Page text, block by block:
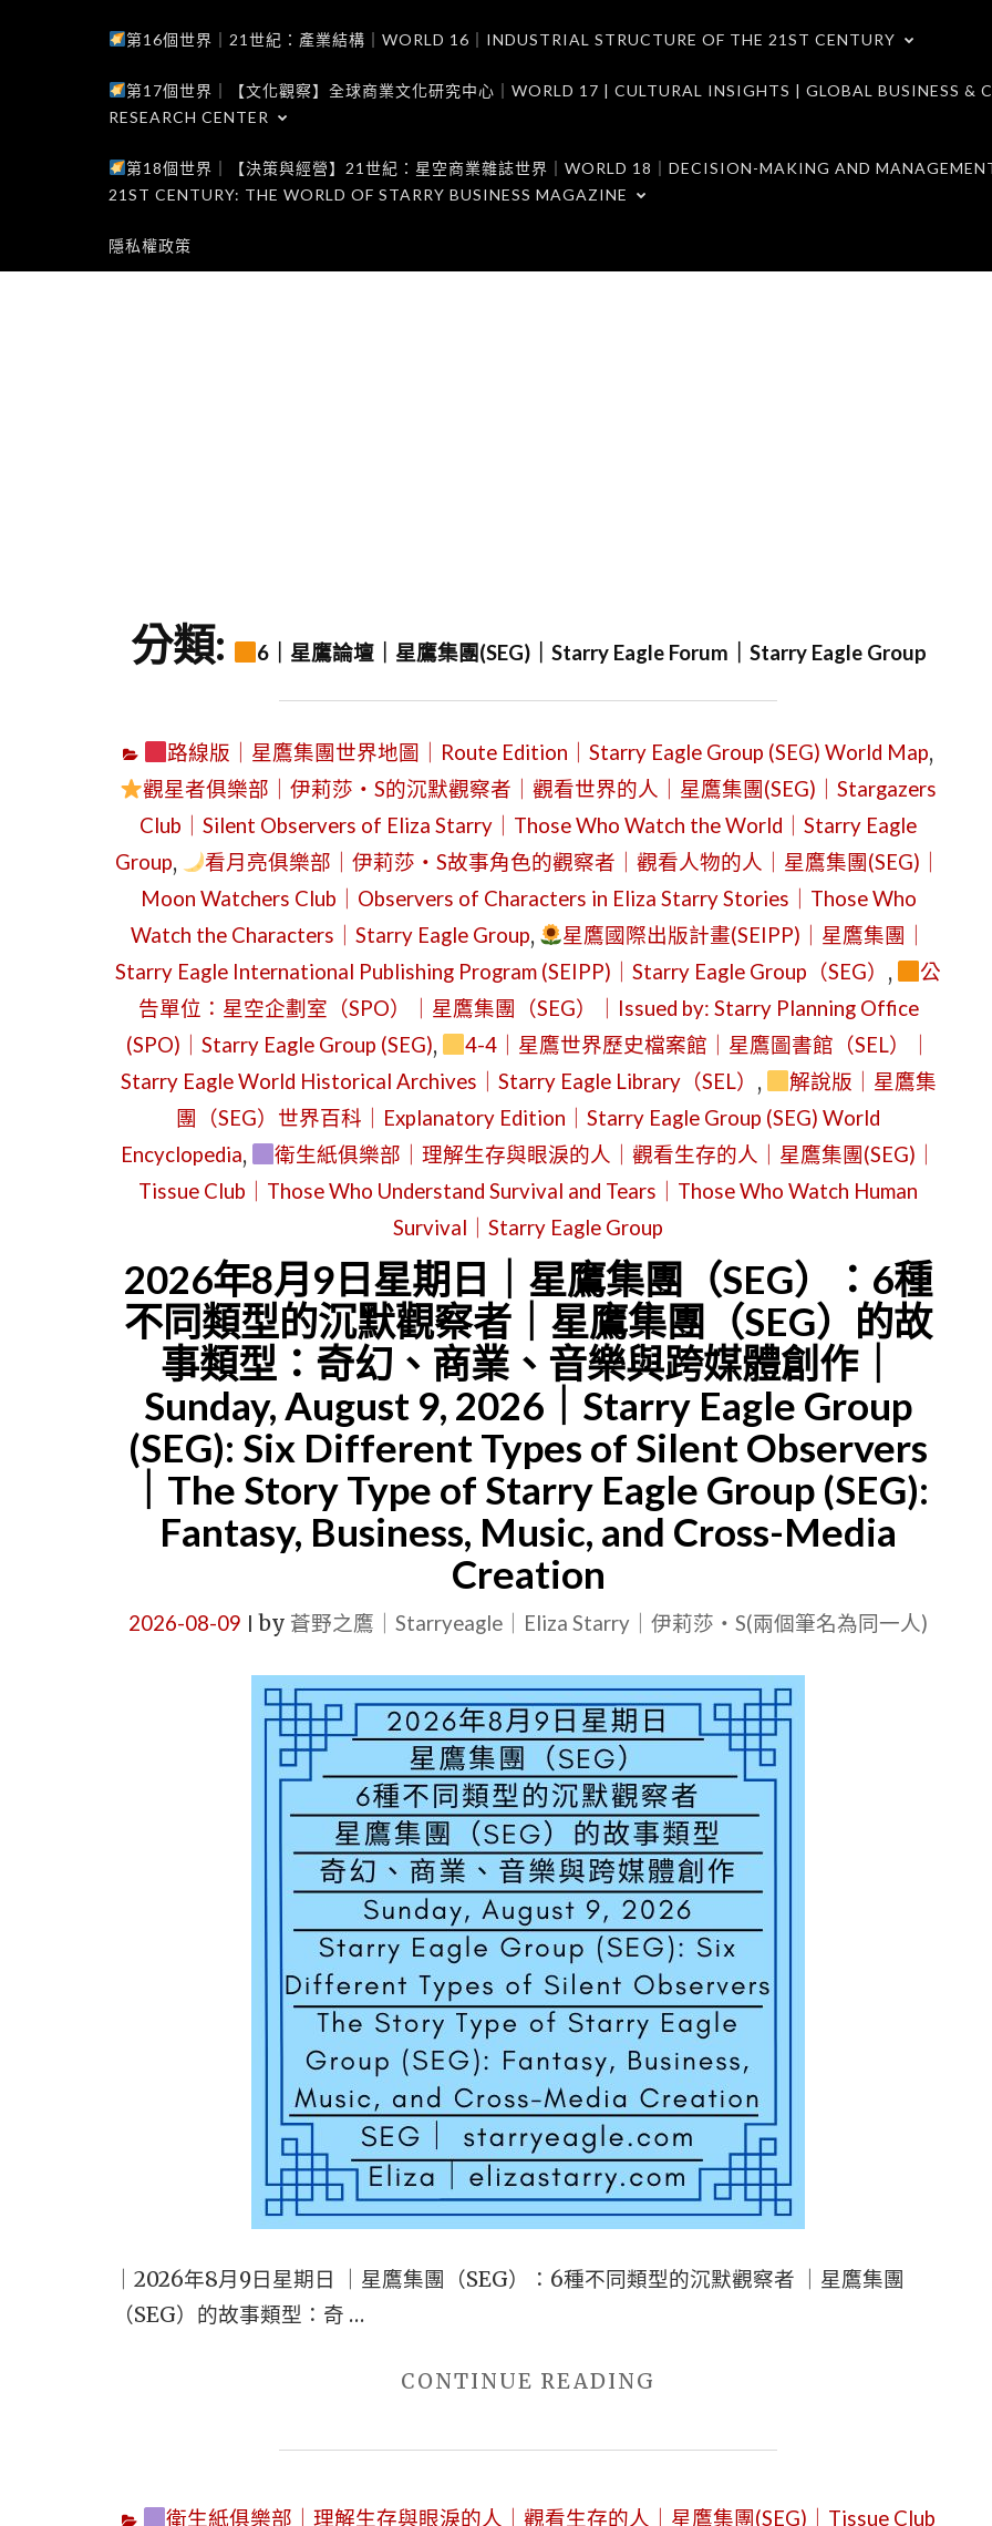
第16個世界｜21世紀：產業結構｜WORLD 16｜INDUSTRIAL STRUCTURE OF THE 21ST CENTURY
第17個世界｜【文化觀察】全球商業文化研究中心｜WORLD 17 | CULTURAL INSIGHTS | GLOBAL BUSINESS &
RESEARCH CENTER
第18個世界｜【決策與經營】21世紀：星空商業雜誌世界｜WORLD 18｜DECISION-MAKING AND
21ST CENTURY: THE WORLD OF STARRY BUSINESS MAGAZINE
隱私權政策
分類: 6｜星鷹論壇｜星鷹集團(SEG)｜Starry Eagle Forum｜Starry Eagle Group
路線版｜星鷹集團世界地圖｜Route Edition｜Starry Eagle Group (SEG) World Map,
觀星者俱樂部｜伊莉莎・S的沉默觀察者｜觀看世界的人｜星鷹集團(SEG)｜Stargazers
Club｜Silent Observers of Eliza Starry｜Those Who Watch the World｜Starry Eagle
Group,
看月亮俱樂部｜伊莉莎・S故事角色的觀察者｜觀看人物的人｜星鷹集團(SEG)｜
Moon Watchers Club｜Observers of Characters in Eliza Starry Stories｜Those Who
Watch the Characters｜Starry Eagle Group,
星鷹國際出版計畫(SEIPP)｜星鷹集團｜
Starry Eagle International Publishing Program (SEIPP)｜Starry Eagle Group（SEG） ,
公
告單位：星空企劃室（SPO）｜星鷹集團（SEG）｜Issued by: Starry Planning Office
(SPO)｜Starry Eagle Group (SEG),
4-4｜星鷹世界歷史檔案館｜星鷹圖書館（SEL）｜
Starry Eagle World Historical Archives｜Starry Eagle Library（SEL） ,
解說版｜星鷹集
團（SEG）世界百科｜Explanatory Edition｜Starry Eagle Group (SEG) World
Encyclopedia,
衛生紙俱樂部｜理解生存與眼淚的人｜觀看生存的人｜星鷹集團(SEG)｜
Tissue Club｜Those Who Understand Survival and Tears｜Those Who Watch Human
Survival｜Starry Eagle Group
2026年8月9日星期日｜星鷹集團（SEG）：6種
不同類型的沉默觀察者｜星鷹集團（SEG）的故
事類型：奇幻、商業、音樂與跨媒體創作｜
Sunday, August 9, 2026｜Starry Eagle Group
(SEG): Six Different Types of Silent Observers
｜The Story Type of Starry Eagle Group (SEG):
Fantasy, Business, Music, and Cross-Media
Creation
2026-08-09 by 蒼野之鷹｜Starryeagle｜Eliza Starry｜伊莉莎・S(兩個筆名為同一人)
｜2026年8月9日星期日 ｜星鷹集團（SEG）：6種不同類型的沉默觀察者 ｜星鷹集團
（SEG）的故事類型：奇 …
CONTINUE READING
8
衛生紙俱樂部｜理解生存與眼淚的人｜觀看生存的人｜星鷹集團(SEG)｜Tissue Club